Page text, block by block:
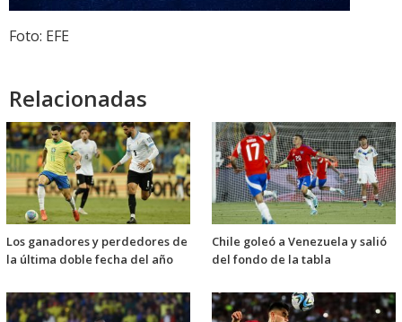
Foto: EFE
Relacionadas
Los ganadores y perdedores de
la última doble fecha del año
Chile goleó a Venezuela y salió
del fondo de la tabla